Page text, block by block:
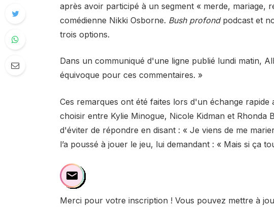
après avoir participé à un segment « merde, mariage,
comédienne Nikki Osborne. Bush profondpodcast et
trois options.
Dans un communiqué d'une ligne publié lundi matin,
équivoque pour ces commentaires. »
Ces remarques ont été faites lors d'un échange rapide
choisir entre Kylie Minogue, Nicole Kidman et Rhonda
d'éviter de répondre en disant : « Je viens de me
l’a poussé à jouer le jeu, lui demandant : « Mais si ça
Merci pour votre inscription ! Vous pouvez mettre à